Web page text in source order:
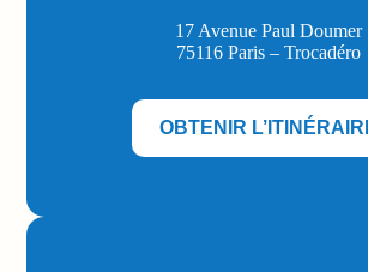
17 Avenue Paul Doumer
75116 Paris – Trocadéro
OBTENIR